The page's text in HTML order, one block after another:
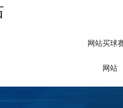
网站买球
网站